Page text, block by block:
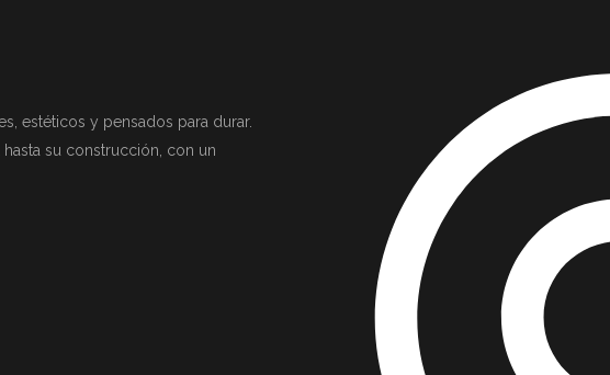
estéticos y pensados para durar.
su construcción, con un